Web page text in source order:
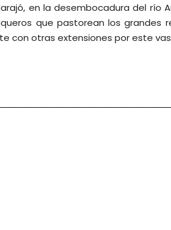
en la desembocadura del río
que pastorean los grandes
con otras extensiones por este